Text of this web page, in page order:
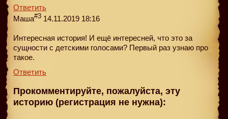
Ответить
Маша#3 14.11.2019 18:16
Интересная история! И ещё интересней, что это за
сущности с детскими голосами? Первый раз узнаю про
такое.
Ответить
Прокомментируйте, пожалуйста, эту
историю (регистрация не нужна):